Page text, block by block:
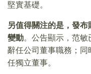
堅實基礎。
另值得關注的是，發
變動。公告顯示，范
辭任公司董事職務；
任獨立董事。